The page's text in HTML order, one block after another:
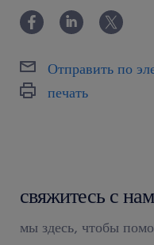
Отправить по
печать
свяжитесь с
мы здесь, чтобы